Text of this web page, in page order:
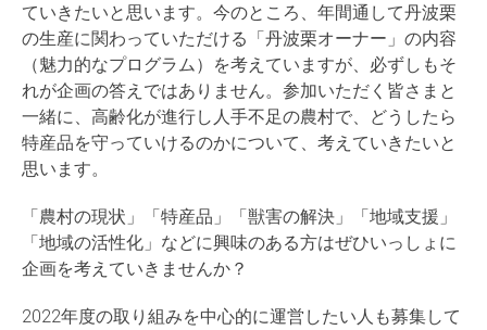
ていきたいと思います。今のところ、年間通して丹波栗
の生産に関わっていただける「丹波栗オーナー」の内容
（魅力的なプログラム）を考えていますが、必ずしもそ
れが企画の答えではありません。参加いただく皆さまと
一緒に、高齢化が進行し人手不足の農村で、どうしたら
特産品を守っていけるのかについて、考えていきたいと
思います。
「農村の現状」「特産品」「獣害の解決」「地域支援」
「地域の活性化」などに興味のある方はぜひいっしょに
企画を考えていきませんか？
2022年度の取り組みを中心的に運営したい人も募集して